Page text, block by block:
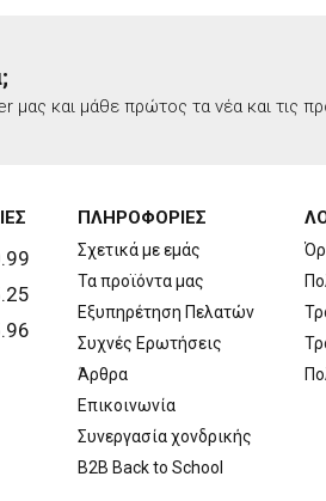
μας και μάθε πρώτος τα νέα και τις
ΠΛΗΡΟΦΟΡΙΕΣ
Σχετικά με εμάς
Τα προϊόντα μας
Εξυπηρέτηση Πελατών
Συχνές Ερωτήσεις
Άρθρα
Επικοινωνία
Συνεργασία χονδρικής
B2B Back to School